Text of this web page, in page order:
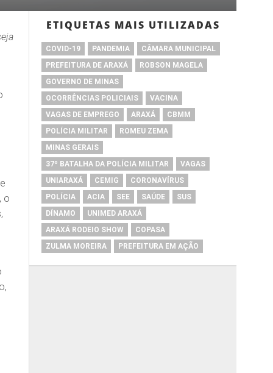
o
ETIQUETAS MAIS UTILIZADAS
COVID-19 PANDEMIA
CÂMARA MUNICIPAL
PREFEITURA DE ARAXÁ
ROBSON MAGELA
GOVERNO DE MINAS
OCORRÊNCIAS POLICIAIS
VACINA
VAGAS DE EMPREGO
ARAXÁ
CBMM
POLÍCIA MILITAR
ROMEU ZEMA
MINAS GERAIS
37º BATALHA DA POLÍCIA MILITAR
VAGAS
UNIARAXÁ
CEMIG
CORONAVÍRUS
POLÍCIA
ACIA SEE SAÚDE
SUS
DÍNAMO
UNIMED ARAXÁ
ARAXÁ RODEIO SHOW
COPASA
ZULMA MOREIRA
PREFEITURA EM AÇÃO